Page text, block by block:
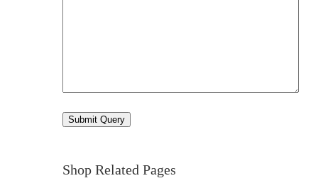
Shop Related Pages